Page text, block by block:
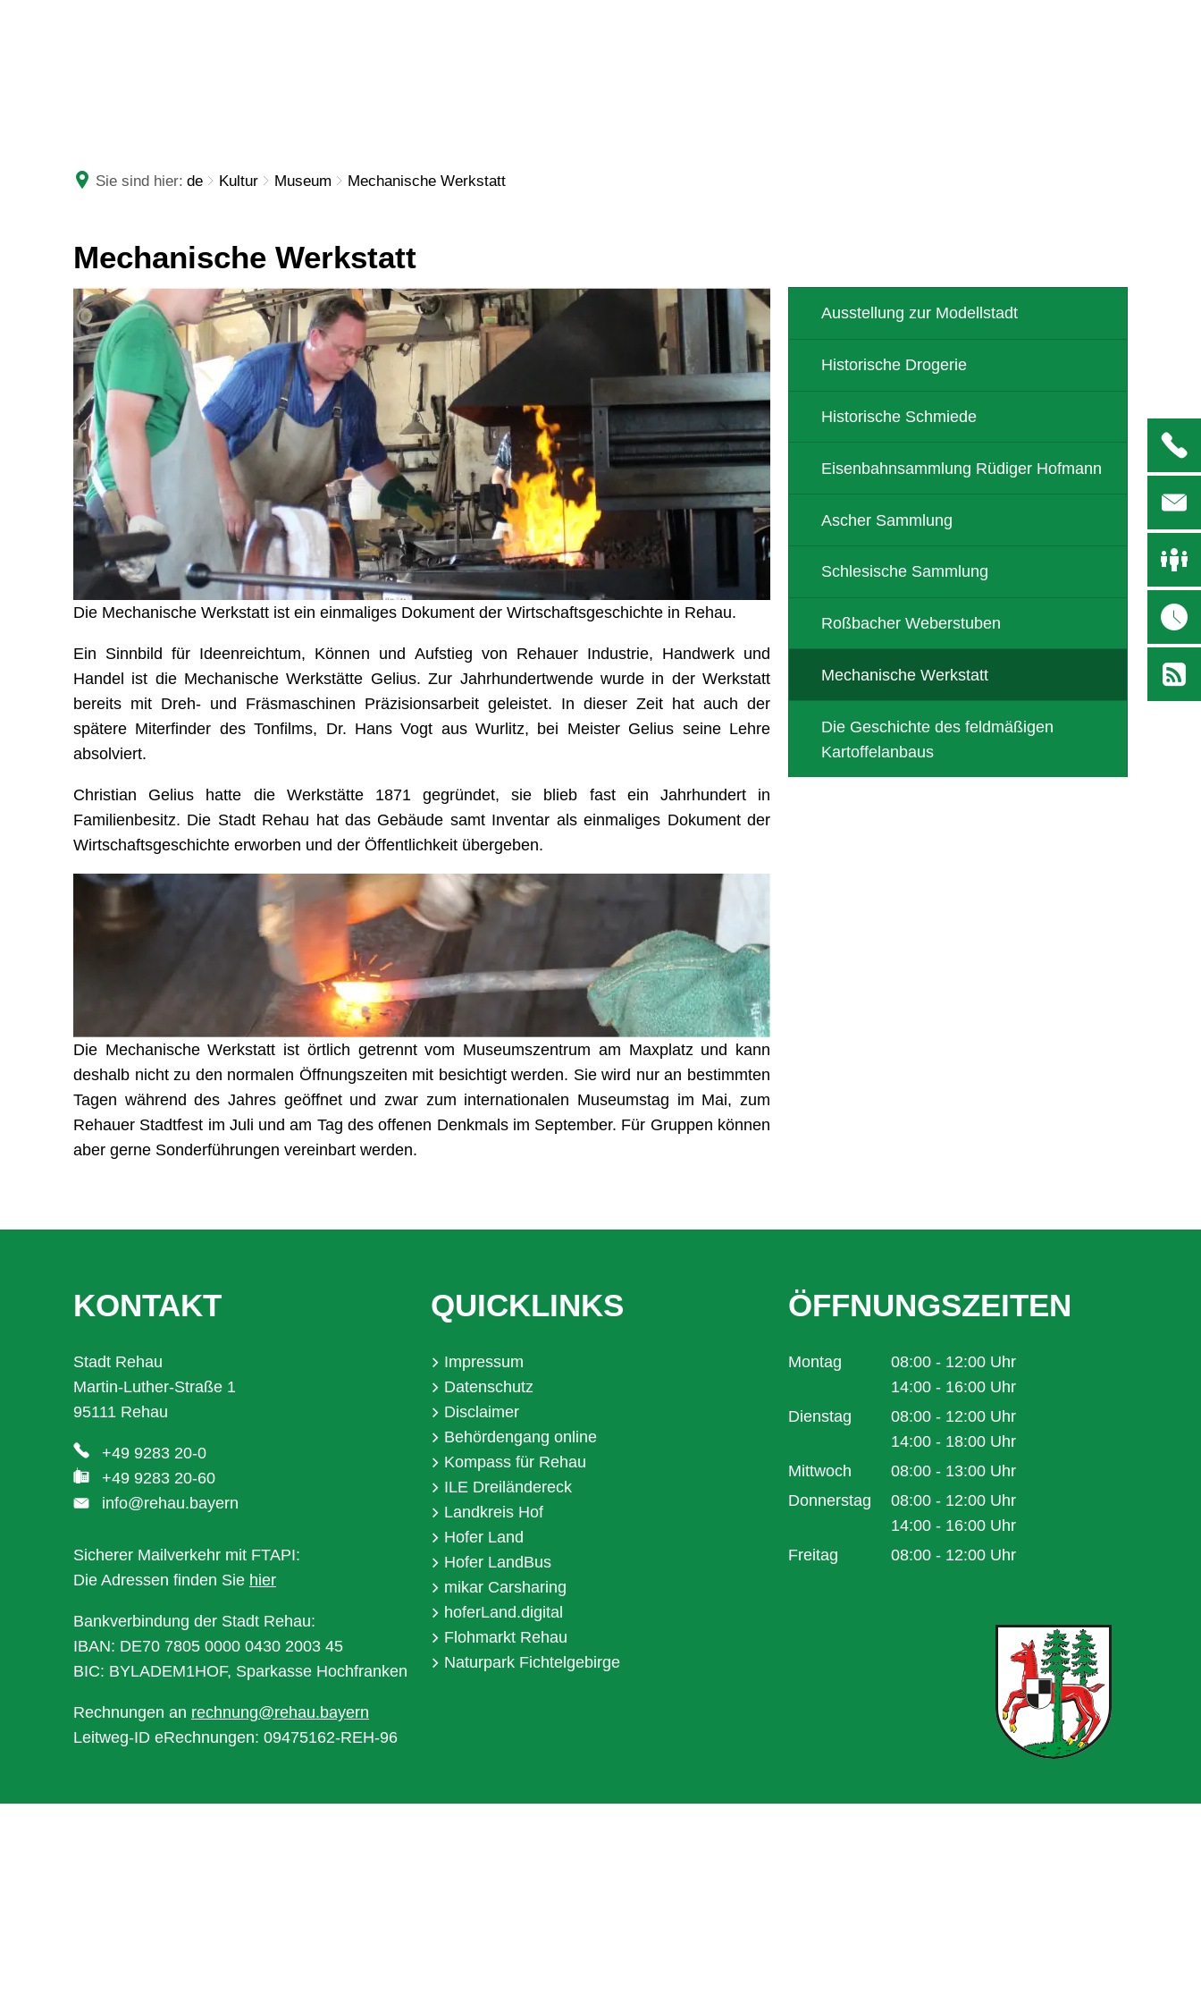
Sie sind hier: de Kultur Museum Mechanische Werkstatt
Mechanische
Werkstatt
Mechanische Werkstatt
Die Mechanische Werkstatt ist ein einmaliges Dokument der Wirtschaftsgeschichte in Rehau.
Ein Sinnbild für Ideenreichtum, Können und Aufstieg von Rehauer Industrie, Handwerk und
Handel ist die Mechanische Werkstätte Gelius. Zur Jahrhundertwende wurde in der Werkstatt
bereits mit Dreh- und Fräsmaschinen Präzisionsarbeit geleistet. In dieser Zeit hat auch der
spätere Miterfinder des Tonfilms, Dr. Hans Vogt aus Wurlitz, bei Meister Gelius seine Lehre
absolviert.
Christian Gelius hatte die Werkstätte 1871 gegründet, sie blieb fast ein Jahrhundert in
Familienbesitz. Die Stadt Rehau hat das Gebäude samt Inventar als einmaliges Dokument der
Wirtschaftsgeschichte erworben und der Öffentlichkeit übergeben.
Die Mechanische Werkstatt ist örtlich getrennt vom Museumszentrum am Maxplatz und kann
deshalb nicht zu den normalen Öffnungszeiten mit besichtigt werden. Sie wird nur an bestimmten
Tagen während des Jahres geöffnet und zwar zum internationalen Museumstag im Mai, zum
Rehauer Stadtfest im Juli und am Tag des offenen Denkmals im September. Für Gruppen können
aber gerne Sonderführungen vereinbart werden.
Ausstellung zur Modellstadt
Historische Drogerie
Historische Schmiede
Eisenbahnsammlung Rüdiger Hofmann
Ascher Sammlung
Schlesische Sammlung
Roßbacher Weberstuben
Mechanische Werkstatt
Die Geschichte des feldmäßigen
Kartoffelanbaus
KONTAKT
Stadt Rehau
Martin-Luther-Straße 1
95111 Rehau
+49 9283 20-0
+49 9283 20-60
info@rehau.bayern
Sicherer Mailverkehr mit FTAPI:
Die Adressen finden Sie hier
Bankverbindung der Stadt Rehau:
IBAN: DE70 7805 0000 0430 2003 45
BIC: BYLADEM1HOF, Sparkasse Hochfranken
Rechnungen an rechnung@rehau.bayern
Leitweg-ID eRechnungen: 09475162-REH-96
QUICKLINKS
Impressum
Datenschutz
Disclaimer
Behördengang online
Kompass für Rehau
ILE Dreiländereck
Landkreis Hof
Hofer Land
Hofer LandBus
mikar Carsharing
hoferLand.digital
Flohmarkt Rehau
Naturpark Fichtelgebirge
ÖFFNUNGSZEITEN
Montag 08:00 - 12:00 Uhr
Von 08:00 bis 12:00 Uhr
14:00 - 16:00 Uhr
Von 14:00 bis 16:00 Uhr
Dienstag 08:00 - 12:00 Uhr
Von 08:00 bis 12:00 Uhr
14:00 - 18:00 Uhr
Von 14:00 bis 18:00 Uhr
Mittwoch 08:00 - 13:00 Uhr
Von 08:00 bis 13:00 Uhr
Donnerstag 08:00 - 12:00 Uhr
Von 08:00 bis 12:00 Uhr
14:00 - 16:00 Uhr
Von 14:00 bis 16:00 Uhr
Freitag 08:00 - 12:00 Uhr